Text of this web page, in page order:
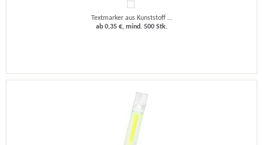
Textmarker aus Kunststoff ...
ab 0,35 €, mind. 500 Stk.